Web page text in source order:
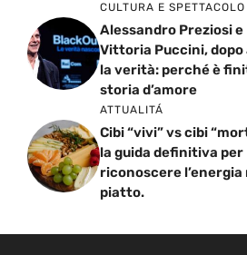
CULTURA E SPETTACOLO
Alessandro Preziosi e
Vittoria Puccini, dopo
la verità: perché è
storia d’amore
ATTUALITÁ
Cibi “vivi” vs cibi
la guida definitiva per
riconoscere l’energia
piatto.